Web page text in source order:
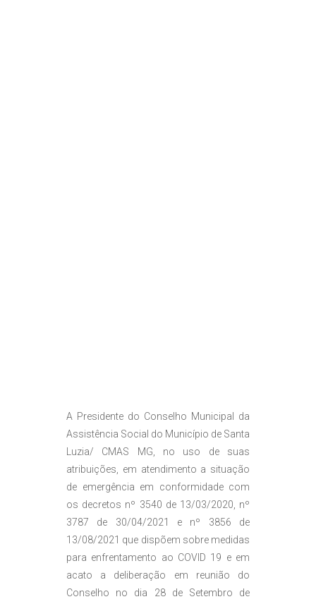
A Presidente do Conselho Municipal da
Assistência Social do Município de Santa
Luzia/ CMAS MG, no uso de suas
atribuições, em atendimento a situação
de emergência em conformidade com
os decretos nº 3540 de 13/03/2020, nº
3787 de 30/04/2021 e nº 3856 de
13/08/2021 que dispõem sobre medidas
para enfrentamento ao COVID 19 e em
acato a deliberação em reunião do
Conselho no dia 28 de Setembro de